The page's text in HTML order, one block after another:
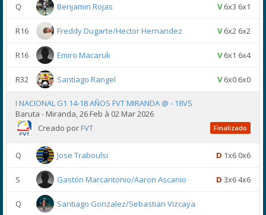
Q Benjamin Rojas V6x3 6x1
R16 Freddy Dugarte/Hector Hernandez V6x2 6x2
R16 Emiro Macaruk V6x1 6x4
R32 Santiago Rangel V6x0 6x0
I NACIONAL G1 14-18 AÑOS FVT MIRANDA @ - 18VS
Baruta - Miranda, 26 Feb à 02 Mar 2026
Creado porFVT Finalizado
Q Jose Traboulsi D 1x6 0x6
S Gastón Marcantonio/Aaron Ascanio D 3x6 4x6
Q
Santiago Gonzalez/Sebastian Vizcaya